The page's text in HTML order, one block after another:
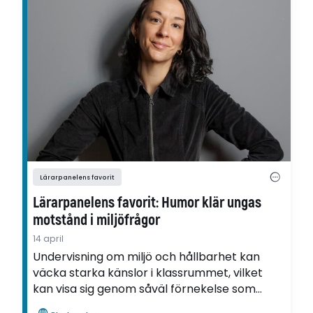
Lärarpanelens favorit
Lärarpanelens favorit: Humor klär ungas
motstånd i miljöfrågor
14 april
Undervisning om miljö och hållbarhet kan
väcka starka känslor i klassrummet, vilket
kan visa sig genom såväl förnekelse som
motstånd. Det visar Linnea Urbergs